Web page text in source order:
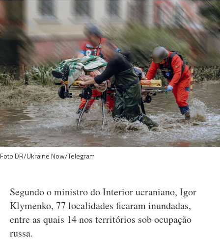
Foto DR/Ukraine Now/Telegram
Segundo o ministro do Interior ucraniano, Igor
Klymenko, 77 localidades ficaram inundadas,
entre as quais 14 nos territórios sob ocupação
russa.